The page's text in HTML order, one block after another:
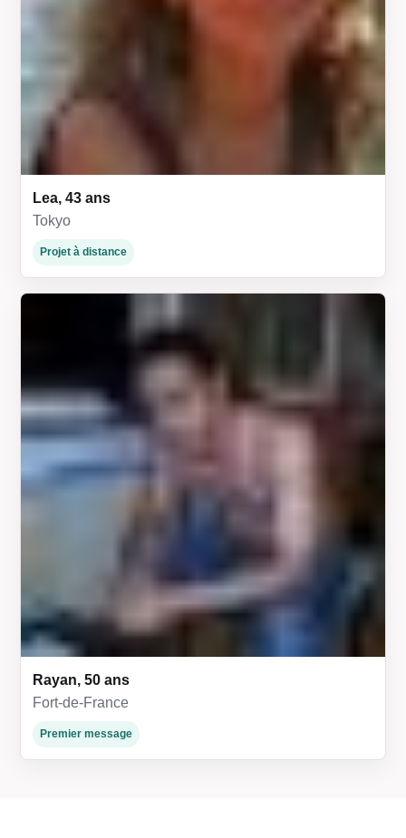
Lea, 43 ans
Tokyo
Projet à distance
Rayan, 50 ans
Fort-de-France
Premier message